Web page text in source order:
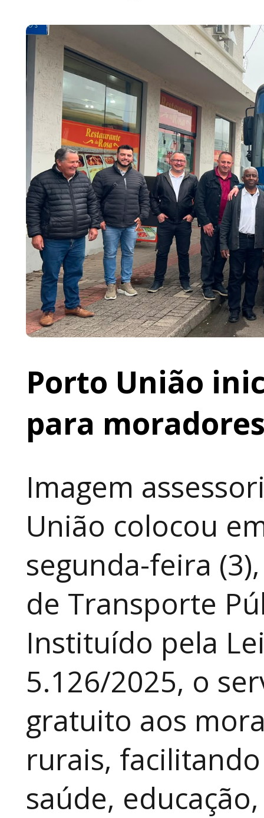
Porto União
para
Imagem
União colocou
segunda-feira
de Transporte
Instituído pela
5.126/2025, o
gratuito aos
rurais,
saúde,